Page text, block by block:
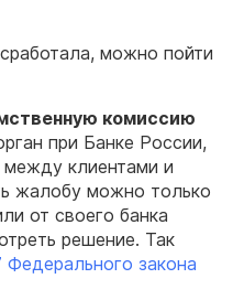
можно пойти
комиссию
при Банке России,
между клиентами и
жалобу можно только
от своего банка
решение. Так
Федерального закона